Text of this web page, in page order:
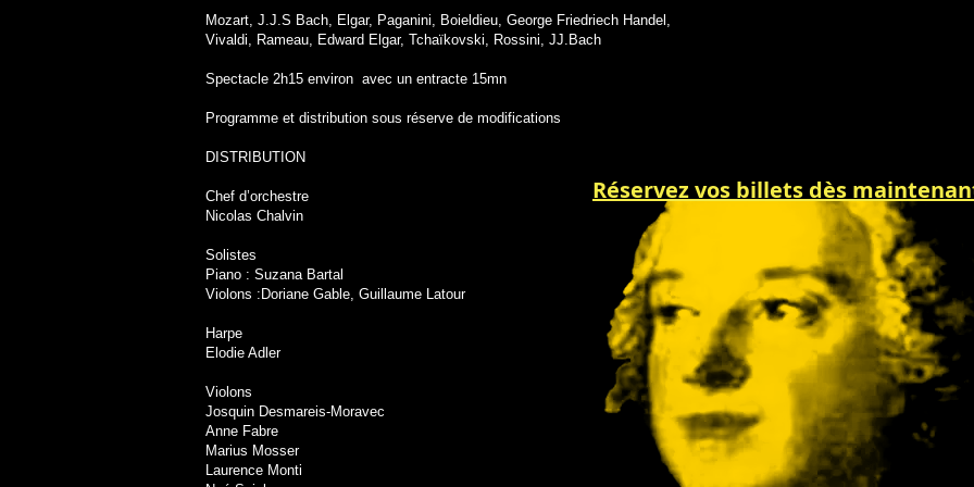
Mozart, J.J.S Bach, Elgar, Paganini, Boieldieu, George Friedriech Handel,
Vivaldi, Rameau, Edward Elgar, Tchaïkovski, Rossini, JJ.Bach
Spectacle 2h15 environ avec un entracte 15mn
Programme et distribution sous réserve de modifications
DISTRIBUTION
Chef d’orchestre
Nicolas Chalvin
Solistes
Piano : Suzana Bartal
Violons :Doriane Gable, Guillaume Latour
Harpe
Elodie Adler
Violons
Josquin Desmareis-Moravec
Anne Fabre
Marius Mosser
Laurence Monti
Réservez vos billets dès